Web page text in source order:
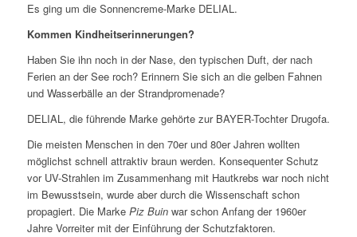
Es ging um die Sonnencreme-Marke DELIAL.
Kommen Kindheitserinnerungen?
Haben Sie ihn noch in der Nase, den typischen Duft, der nach
Ferien an der See roch? Erinnern Sie sich an die gelben Fahnen
und Wasserbälle an der Strandpromenade?
DELIAL, die führende Marke gehörte zur BAYER-Tochter Drugofa.
Die meisten Menschen in den 70er und 80er Jahren wollten
möglichst schnell attraktiv braun werden. Konsequenter Schutz
vor UV-Strahlen im Zusammenhang mit Hautkrebs war noch nicht
im Bewusstsein, wurde aber durch die Wissenschaft schon
propagiert. Die Marke Piz Buinwar schon Anfang der 1960er
Jahre Vorreiter mit der Einführung der Schutzfaktoren.